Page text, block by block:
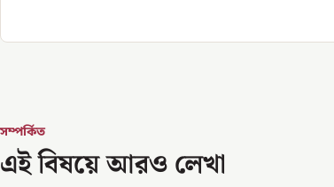
সম্পর্কিত
এই বিষয়ে আরও লেখা